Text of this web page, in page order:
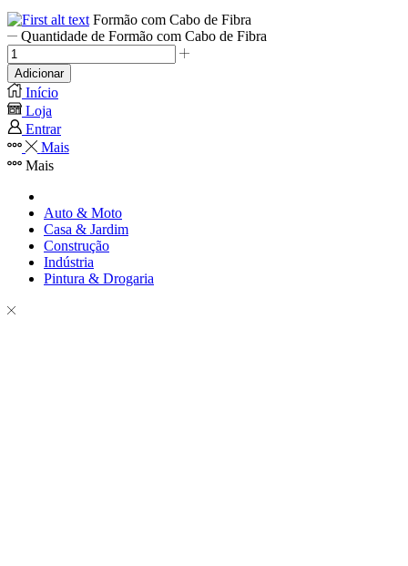
Formão com Cabo de Fibra
Quantidade de Formão com Cabo de Fibra
Adicionar
Início
Loja
Entrar
Mais
Mais
Auto & Moto
Casa & Jardim
Construção
Indústria
Pintura & Drogaria